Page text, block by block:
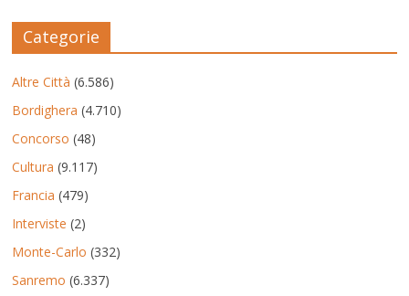
Categorie
Altre Città (6.586)
Bordighera (4.710)
Concorso (48)
Cultura (9.117)
Francia (479)
Interviste (2)
Monte-Carlo (332)
Sanremo (6.337)